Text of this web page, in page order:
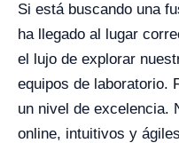
Si está buscando una
ha llegado al lugar
el lujo de explorar
equipos de laboratorio.
un nivel de excelencia.
online, intuitivos y